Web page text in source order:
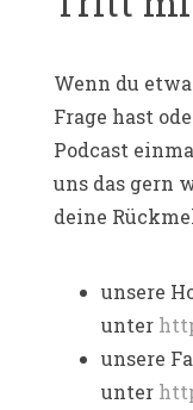
Wenn du
Frage hast
Podcast
uns das gern
deine
unsere
unter
unsere
unter